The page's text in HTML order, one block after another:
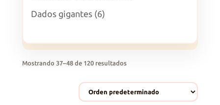
Dados gigantes 66
Mostrando 37–48 de 120 resultados